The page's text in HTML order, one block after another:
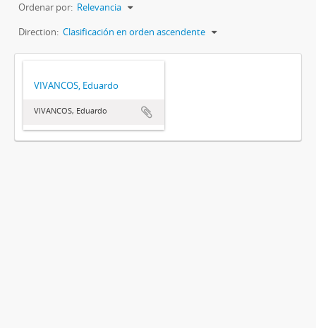
Ordenar por: Relevancia
Direction: Clasificación en orden ascendente
VIVANCOS, Eduardo
VIVANCOS, Eduardo